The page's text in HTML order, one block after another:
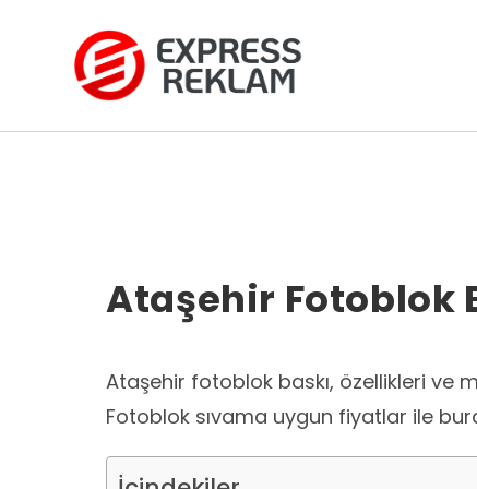
Ataşehir Fotoblok
Ataşehir fotoblok baskı, özellikleri ve
Fotoblok sıvama uygun fiyatlar ile